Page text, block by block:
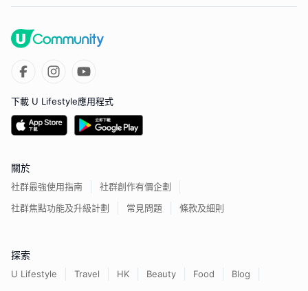
下載 U Lifestyle應用程式
關於
社群最強使用指南
社群創作有價企劃
社群焦點功能及升級計劃
常見問題 條款及細則
探索
U Lifestyle Travel HK Beauty Food
Blog